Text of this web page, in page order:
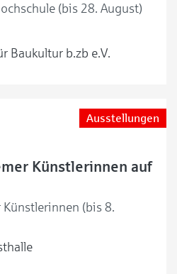
(bis 28. August)
Baukultur b.zb e.V.
Ausstellungen
Künstlerinnen auf
Künstlerinnen (bis 8.